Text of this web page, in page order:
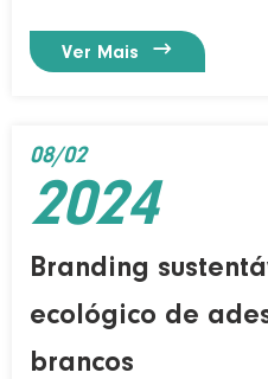
Ver Mais 
Branding
ecológico de
brancos
08/02
2024